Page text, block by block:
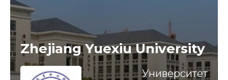
Zhejiang Yuexiu University
Университет